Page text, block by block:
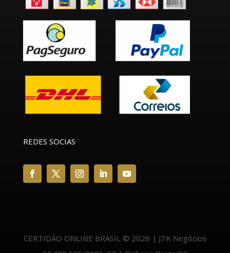
REDES SOCIAS
CERTIDÃO ONLINE BRASIL © 2026 | JTK Negócios